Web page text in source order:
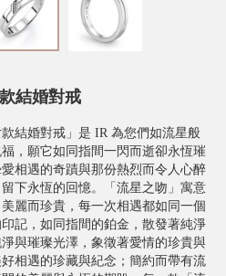
結婚對戒
結婚對戒」是 IR 為您們如流星般
，願它如同指間一閃而逝卻永恆璀
相遇的奇蹟與那份熱烈而令人心醉
下永恆的回憶。「流星之吻」寓意
麗而珍貴，每一次相遇都如同一個
記，如同指間的鉑金，散發著純淨
與璀璨光澤，象徵著愛情的珍貴與
相遇的珍藏與紀念；簡約而帶有流